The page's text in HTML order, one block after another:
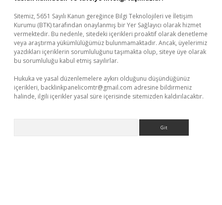
Sitemiz, 5651 Sayılı Kanun gereğince Bilgi Teknolojileri ve İletişim
Kurumu (BTK) tarafından onaylanmış bir Yer Sağlayıcı olarak hizmet
vermektedir. Bu nedenle, sitedeki içerikleri proaktif olarak denetleme
veya araştırma yükümlülüğümüz bulunmamaktadır. Ancak, üyelerimiz
yazdıkları içeriklerin sorumluluğunu taşımakta olup, siteye üye olarak
bu sorumluluğu kabul etmiş sayılırlar.
Hukuka ve yasal düzenlemelere aykırı olduğunu düşündüğünüz
içerikleri, backlinkpanelicomtr@gmail.com adresine bildirmeniz
halinde, ilgili içerikler yasal süre içerisinde sitemizden kaldırılacaktır.